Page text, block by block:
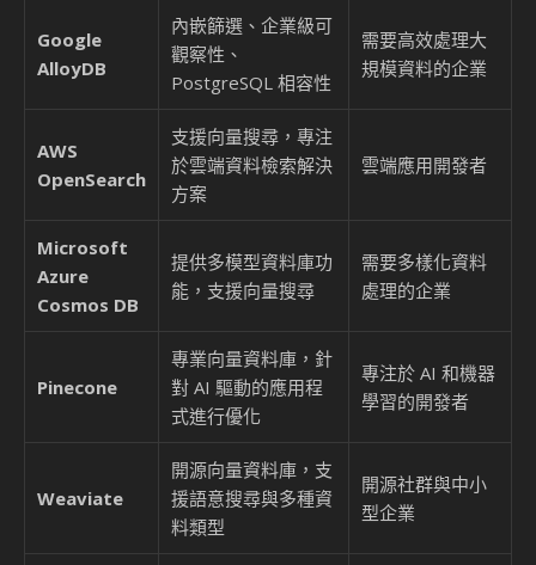
企業能夠輕鬆採用這項技術，從而推動了向量搜尋技術的
普及。
加速市場競爭
隨著 Google AlloyDB 的技術創新，其他雲端服務提供商
也開始加速推出類似的功能。例如，AWS 和 Microsoft
Azure 都在其資料庫服務中增加了向量搜尋的支援。
促進技術標準化
化提供了參考，未來可能會有更多資料庫服務採用類似的
技術架構。
小結
管理與效能提升提供了全新的解決方案。通過擴展的查詢層級
指標、更詳細的日誌記錄和全面的運營洞察，這些功能不僅提
升了系統的透明度，還幫助企業更高效地管理資源並優化系統